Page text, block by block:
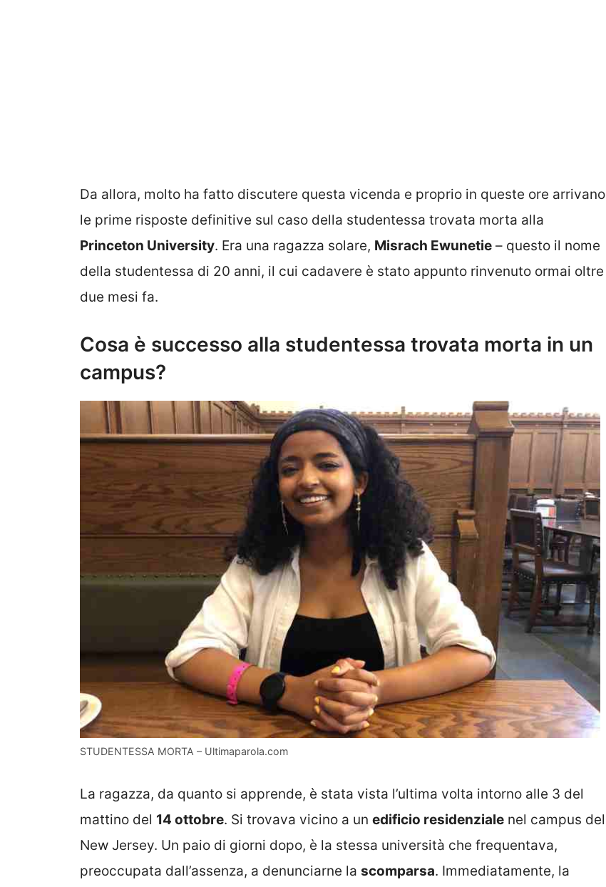
Da allora, molto ha fatto discutere questa vicenda e proprio in queste ore arrivano
le prime risposte definitive sul caso della studentessa trovata morta alla
Princeton University. Era una ragazza solare, Misrach Ewunetie – questo il nome
della studentessa di 20 anni, il cui cadavere è stato appunto rinvenuto ormai oltre
due mesi fa.
Cosa è successo alla studentessa trovata morta in un
campus?
STUDENTESSA MORTA – Ultimaparola.com
La ragazza, da quanto si apprende, è stata vista l’ultima volta intorno alle 3 del
mattino del 14 ottobre. Si trovava vicino a un edificio residenziale nel campus del
New Jersey. Un paio di giorni dopo, è la stessa università che frequentava,
preoccupata dall’assenza, a denunciarne la scomparsa. Immediatamente, la